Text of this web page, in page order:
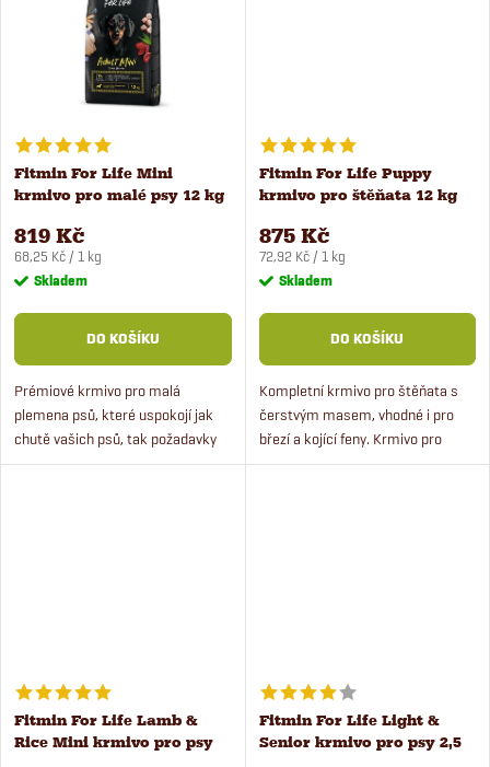
Fitmin For Life Mini
krmivo pro malé psy 12 kg
819 Kč
Měrná
cena:
68,25 Kč / 1 kg
Skladem
DO KOŠÍKU
Prémiové krmivo pro malá
plemena psů, které uspokojí jak
chutě vašich psů, tak požadavky
na vyváženou stravu. Krmivo má
Fitmin For Life Puppy
krmivo pro štěňata 12 kg
875 Kč
Měrná
cena:
72,92 Kč / 1 kg
Skladem
DO KOŠÍKU
Kompletní krmivo pro štěňata s
čerstvým masem, vhodné i pro
březí a kojící feny. Krmivo pro
štěňata všech plemen psů.
Fitmin For Life Lamb &
Rice Mini krmivo pro psy
Fitmin For Life Light &
Senior krmivo pro psy 2,5